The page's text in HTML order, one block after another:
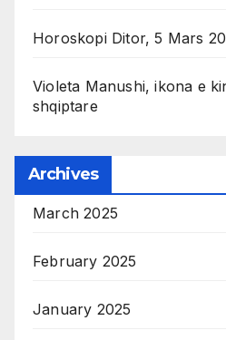
Horoskopi Ditor, 5 Mars
Violeta Manushi, ikona e
shqiptare
Archives
March 2025
February 2025
January 2025